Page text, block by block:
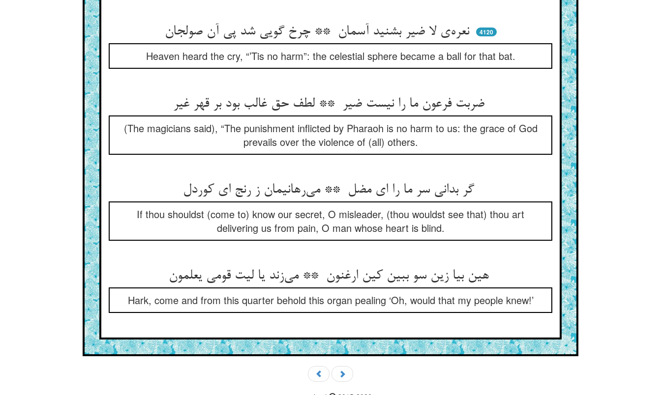
نعره‌ی لا ضیر بشنید آسمان ** چرخ گویی شد پی آن صولجان 4120
Heaven heard the cry, “’Tis no harm”: the celestial sphere became a ball for that bat.
ضربت فرعون ما را نیست ضیر ** لطف حق غالب بود بر قهر غیر
(The magicians said), “The punishment inflicted by Pharaoh is no harm to us: the grace of God
prevails over the violence of (all) others.
گر بدانی سر ما را ای مضل ** می‌رهانیمان ز رنج ای کوردل
If thou shouldst (come to) know our secret, O misleader, (thou wouldst see that) thou art
delivering us from pain, O man whose heart is blind.
هین بیا زین سو ببین کین ارغنون ** می‌زند یا لیت قومی یعلمون
Hark, come and from this quarter behold this organ pealing ‘Oh, would that my people knew!’